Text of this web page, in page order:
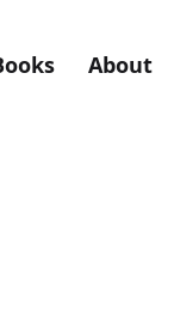
About